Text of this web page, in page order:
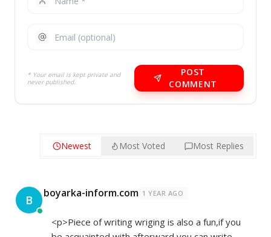
* Your email is kept private and
never published.
POST
COMMENT
Newest Most Voted Most Replies
B boyarka-inform.com 1 YEAR AGO
<p>Piece of writing wriging is also a fun,if you